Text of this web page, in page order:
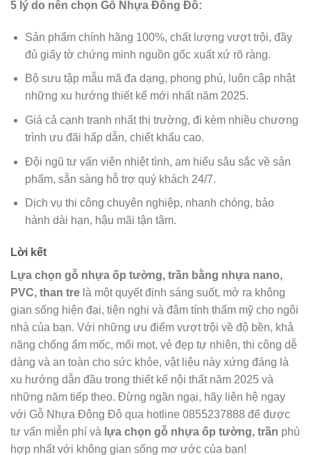
5 lý do nên chọn Gỗ Nhựa Đông Đô:
Sản phẩm chính hãng 100%, chất lượng vượt trội, đầy
đủ giấy tờ chứng minh nguồn gốc xuất xứ rõ ràng.
Bộ sưu tập mẫu mã đa dạng, phong phú, luôn cập nhật
những xu hướng thiết kế mới nhất năm 2025.
Giá cả cạnh tranh nhất thị trường, đi kèm nhiều chương
trình ưu đãi hấp dẫn, chiết khấu cao.
Đội ngũ tư vấn viên nhiệt tình, am hiểu sâu sắc về sản
phẩm, sẵn sàng hỗ trợ quý khách 24/7.
Dịch vụ thi công chuyên nghiệp, nhanh chóng, bảo
hành dài hạn, hậu mãi tận tâm.
Lời kết
Lựa chọn gỗ nhựa ốp tường, trần bằng nhựa nano,
PVC, than tre là một quyết định sáng suốt, mở ra không
gian sống hiện đại, tiện nghi và đậm tính thẩm mỹ cho ngôi
nhà của bạn. Với những ưu điểm vượt trội về độ bền, khả
năng chống ẩm mốc, mối mọt, vẻ đẹp tự nhiên, thi công dễ
dàng và an toàn cho sức khỏe, vật liệu này xứng đáng là
xu hướng dẫn đầu trong thiết kế nội thất năm 2025 và
những năm tiếp theo. Đừng ngần ngại, hãy liên hệ ngay
với Gỗ Nhựa Đông Đô qua hotline 0855237888 để được
tư vấn miễn phí và lựa chọn gỗ nhựa ốp tường, trần phù
hợp nhất với không gian sống mơ ước của bạn!